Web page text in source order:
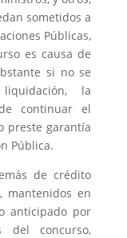
sometidos a
Públicas,
es causa de
si no se
la
continuar el
preste garantía
Pública.
de crédito
mantenidos en
anticipado por
del concurso,